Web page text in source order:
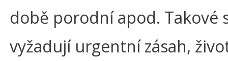
době porodní apod. Takové
vyžadují urgentní zásah,